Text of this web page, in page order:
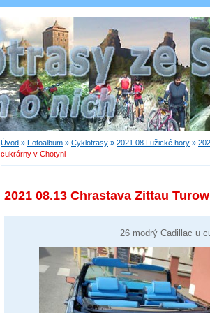
Úvod » Fotoalbum » Cyklotrasy » 2021 08 Lužické hory »
cukrárny v Chotyni
2021 08.13 Chrastava Zittau Turow
26 modrý Cadillac u